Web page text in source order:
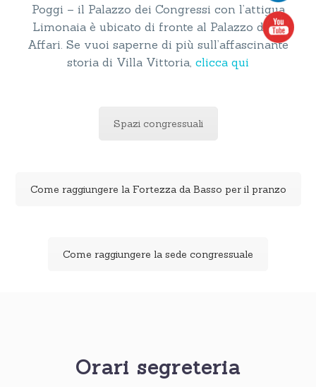
Poggi – il Palazzo dei Congressi con l’attigua
Limonaia è ubicato di fronte al Palazzo degli
Affari. Se vuoi saperne di più sull’affascinante
storia di Villa Vittoria, clicca qui
Spazi congressuali
Come raggiungere la Fortezza da Basso per il pranzo
Come raggiungere la sede congressuale
Orari segreteria